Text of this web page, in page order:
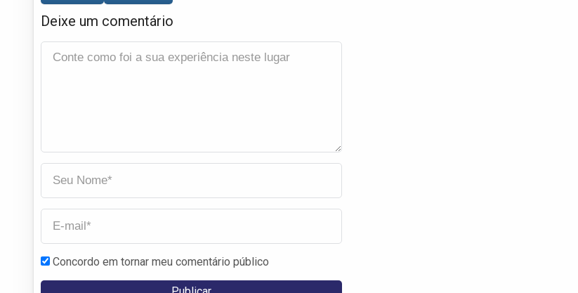
Deixe um comentário
Concordo em tornar meu comentário público